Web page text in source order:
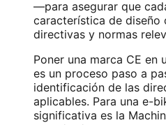
—para asegurar que
característica de diseño
directivas y normas
Poner una marca CE en
es un proceso paso a
identificación de las
aplicables. Para una e-
significativa es la